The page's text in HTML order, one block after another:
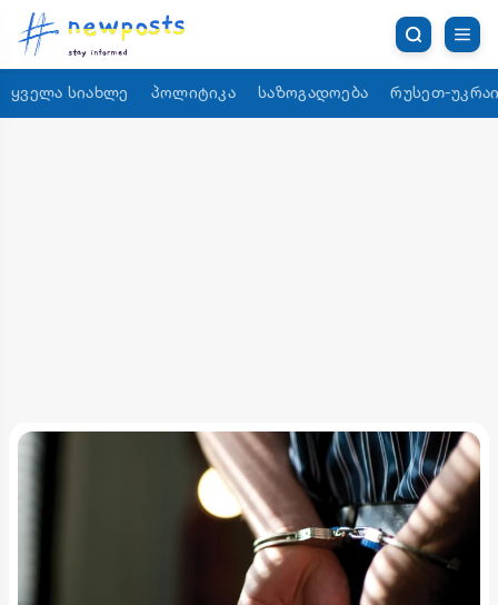
ყველა სიახლე პოლიტიკა საზოგადოება რუსეთ-